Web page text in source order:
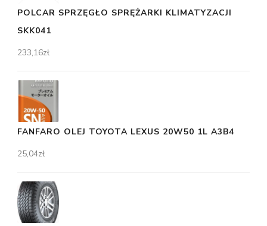
POLCAR SPRZĘGŁO SPRĘŻARKI KLIMATYZACJI
SKK041
233,16zł
FANFARO OLEJ TOYOTA LEXUS 20W50 1L A3B4
25,04zł